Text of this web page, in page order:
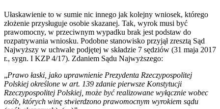
Ułaskawienie to w sumie nic innego jak kolejny wniosek, którego
złożenie przysługuje osobie skazanej. Tak, wyrok musi być
prawomocny, w przeciwnym wypadku brak jest podstaw do
rozpatrywania wniosku. Podobne stanowisko przyjął zresztą Sąd
Najwyższy w uchwale podjętej w składzie 7 sędziów (31 maja 2017
r., sygn. I KZP 4/17). Zdaniem Sądu Najwyższego:
„Prawo łaski, jako uprawnienie Prezydenta Rzeczypospolitej
Polskiej określone w art. 139 zdanie pierwsze Konstytucji
Rzeczypospolitej Polskiej, może być realizowane wyłącznie wobec
osób, których winę stwierdzono prawomocnym wyrokiem sądu